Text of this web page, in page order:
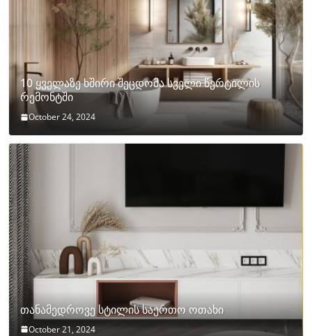
10 ყველაზე ხშირი შეცდომა სველი წერტილის
რემონტში
October 24, 2024
თანამედროვე სტილის საერთო ოთახი
October 21, 2024